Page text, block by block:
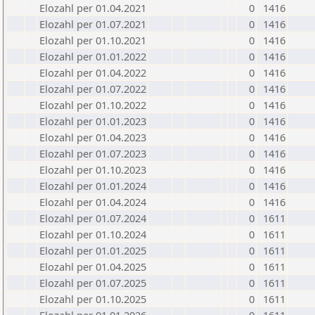
Elozahl per 01.04.2021 0
1416
Elozahl per 01.07.2021
0
1416
Elozahl per 01.10.2021
0
1416
Elozahl per 01.01.2022
0
1416
Elozahl per 01.04.2022
0
1416
Elozahl per 01.07.2022
0
1416
Elozahl per 01.10.2022
0
1416
Elozahl per 01.01.2023
0
1416
Elozahl per 01.04.2023
0
1416
Elozahl per 01.07.2023
0
1416
Elozahl per 01.10.2023
0
1416
Elozahl per 01.01.2024
0
1416
Elozahl per 01.04.2024
0
1416
Elozahl per 01.07.2024
0
1611
Elozahl per 01.10.2024
0
1611
Elozahl per 01.01.2025
0
1611
Elozahl per 01.04.2025
0
1611
Elozahl per 01.07.2025
0
1611
Elozahl per 01.10.2025
0
1611